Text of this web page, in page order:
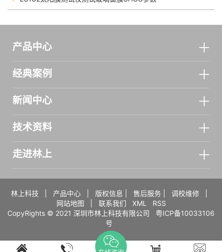
产品中心
经典案例
新闻中心
技术资料
走进林上
林上科技 产品中心| 版权信息 售后服务| 调校维修|
网站地图
联系我们 XML
RSS
CopyRights © 2021 深圳市林上科技有限公司 粤ICP备10033106
号